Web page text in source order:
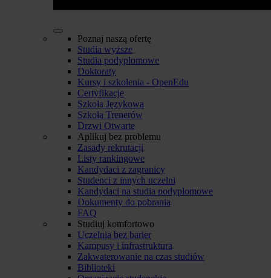
Poznaj naszą ofertę
Studia wyższe
Studia podyplomowe
Doktoraty
Kursy i szkolenia - OpenEdu
Certyfikacje
Szkoła Językowa
Szkoła Trenerów
Drzwi Otwarte
Aplikuj bez problemu
Zasady rekrutacji
Listy rankingowe
Kandydaci z zagranicy
Studenci z innych uczelni
Kandydaci na studia podyplomowe
Dokumenty do pobrania
FAQ
Studiuj komfortowo
Uczelnia bez barier
Kampusy i infrastruktura
Zakwaterowanie na czas studiów
Biblioteki